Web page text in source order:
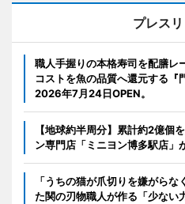
プレス
職人手握りの本格寿司を配膳レ
コストを魚の品質へ還元する
2026年7月24日OPEN。
【地球約半周分】累計約2億個
ン専門店「ミニヨン博多駅店」
「うちの猫が爪切りを嫌がら
た関の刃物職人が作る「少ない